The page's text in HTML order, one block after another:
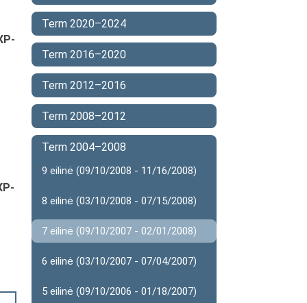
Term 2020–2024
Term 2016–2020
Term 2012–2016
Term 2008–2012
Term 2004–2008
9 eilinė (09/10/2008 - 11/16/2008)
8 eilinė (03/10/2008 - 07/15/2008)
7 eilinė (09/10/2007 - 02/01/2008)
6 eilinė (03/10/2007 - 07/04/2007)
5 eilinė (09/10/2006 - 01/18/2007)